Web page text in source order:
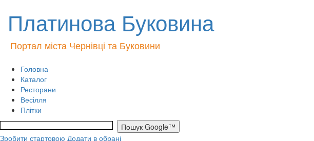
Платинова Буковина
Портал міста Чернівці та Буковини
Головна
Каталог
Ресторани
Весілля
Плітки
Зробити стартовою Додати в обрані